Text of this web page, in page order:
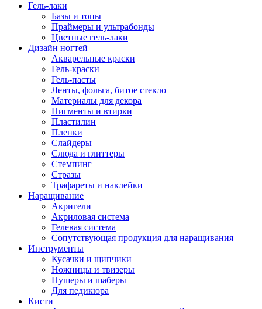
Гель-лаки
Базы и топы
Праймеры и ультрабонды
Цветные гель-лаки
Дизайн ногтей
Акварельные краски
Гель-краски
Гель-пасты
Ленты, фольга, битое стекло
Материалы для декора
Пигменты и втирки
Пластилин
Пленки
Слайдеры
Слюда и глиттеры
Стемпинг
Стразы
Трафареты и наклейки
Наращивание
Акригели
Акриловая система
Гелевая система
Сопутствующая продукция для наращивания
Инструменты
Кусачки и щипчики
Ножницы и твизеры
Пушеры и шаберы
Для педикюра
Кисти